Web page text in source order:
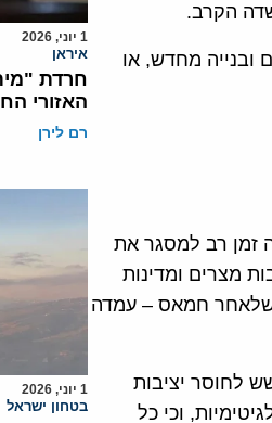
הקרב.
ובנייה מחדש, או
זמן רב למסגר את
מצרים ומדינות
שלאחר חמאס – עמדה
לחוסר יציבות
וכי כל
1 יוני, 2026
איראן
חרדת
האזורי
רם לירן
1 יוני, 2026
בטחון ישראל